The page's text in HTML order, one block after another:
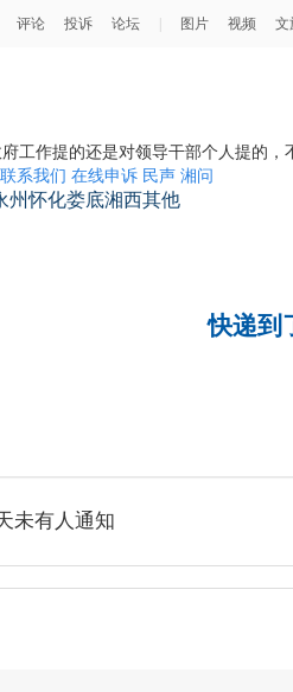
联系我们 在线申诉 民声 湘问
州怀化娄底湘西其他
快递到
未有人通知